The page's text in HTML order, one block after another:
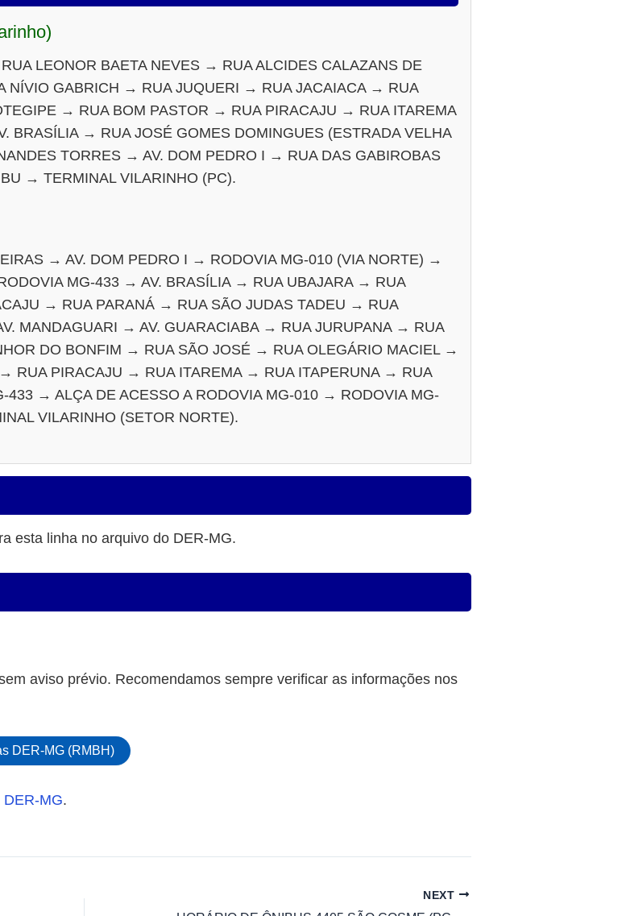
LEONOR BAETA NEVES → RUA ALCIDES CALAZANS DE
NÍVIO GABRICH → RUA JUQUERI → RUA JACAIACA → RUA
→ RUA BOM PASTOR → RUA PIRACAJU → RUA ITAREMA
→ RUA JOSÉ GOMES DOMINGUES (ESTRADA VELHA
TORRES → AV. DOM PEDRO I → RUA DAS GABIROBAS
→ TERMINAL VILARINHO (PC).
→ AV. DOM PEDRO I → RODOVIA MG-010 (VIA NORTE) →
MG-433 → AV. BRASÍLIA → RUA UBAJARA → RUA
→ RUA PARANÁ → RUA SÃO JUDAS TADEU → RUA
MANDAGUARI → AV. GUARACIABA → RUA JURUPANA → RUA
DO BONFIM → RUA SÃO JOSÉ → RUA OLEGÁRIO MACIEL →
RUA PIRACAJU → RUA ITAREMA → RUA ITAPERUNA → RUA
→ ALÇA DE ACESSO A RODOVIA MG-010 → RODOVIA MG-
VILARINHO (SETOR NORTE).
esta linha no arquivo do DER-MG.
aviso prévio. Recomendamos sempre verificar as informações nos
DER-MG (RMBH)
DER-MG.
NEXT